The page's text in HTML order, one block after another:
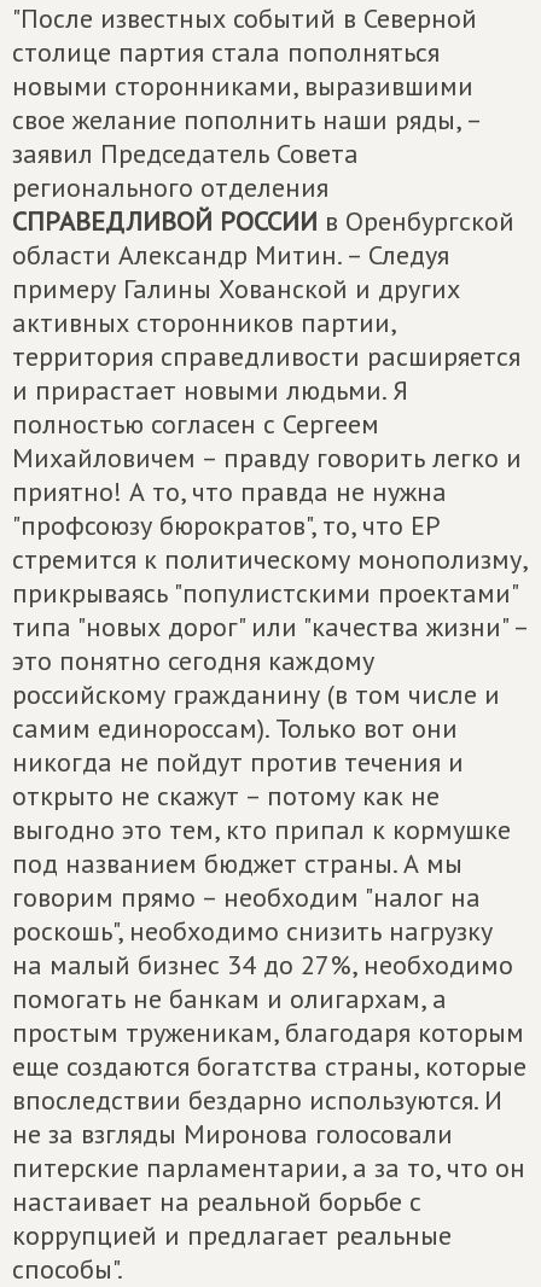
"После известных событий в Северной
столице партия стала пополняться
новыми сторонниками, выразившими
свое желание пополнить наши ряды, –
заявил Председатель Совета
регионального отделения
СПРАВЕДЛИВОЙ РОССИИ в Оренбургской
области Александр Митин. – Следуя
примеру Галины Хованской и других
активных сторонников партии,
территория справедливости расширяется
и прирастает новыми людьми. Я
полностью согласен с Сергеем
Михайловичем – правду говорить легко и
приятно! А то, что правда не нужна
"профсоюзу бюрократов", то, что ЕР
стремится к политическому монополизму,
прикрываясь "популистскими проектами"
типа "новых дорог" или "качества жизни" –
это понятно сегодня каждому
российскому гражданину (в том числе и
самим единороссам). Только вот они
никогда не пойдут против течения и
открыто не скажут – потому как не
выгодно это тем, кто припал к кормушке
под названием бюджет страны. А мы
говорим прямо – необходим "налог на
роскошь", необходимо снизить нагрузку
на малый бизнес 34 до 27%, необходимо
помогать не банкам и олигархам, а
простым труженикам, благодаря которым
еще создаются богатства страны, которые
впоследствии бездарно используются. И
не за взгляды Миронова голосовали
питерские парламентарии, а за то, что он
настаивает на реальной борьбе с
коррупцией и предлагает реальные
способы".